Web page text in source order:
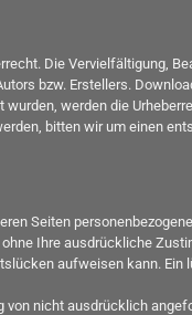
Die Vervielfältigung,
bzw. Erstellers.
werden die
bitten wir um einen
Seiten
Ihre ausdrückliche
aufweisen kann.
nicht ausdrücklich